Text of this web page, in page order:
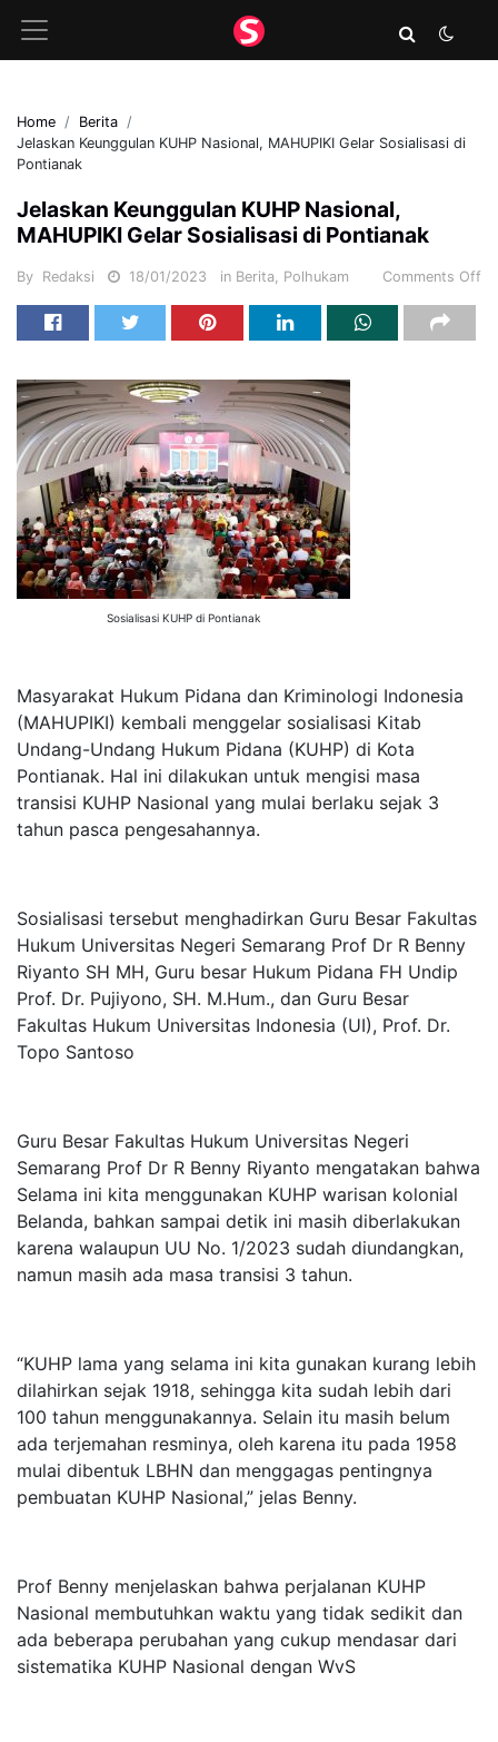
Home
Berita
Jelaskan Keunggulan KUHP Nasional, MAHUPIKI Gelar Sosialisasi di
Pontianak
Jelaskan Keunggulan KUHP Nasional,
MAHUPIKI Gelar Sosialisasi di Pontianak
By Redaksi 18/01/2023 in Berita, Polhukam Comments Off
Sosialisasi KUHP di Pontianak
Masyarakat Hukum Pidana dan Kriminologi Indonesia
(MAHUPIKI) kembali menggelar sosialisasi Kitab
Undang-Undang Hukum Pidana (KUHP) di Kota
Pontianak. Hal ini dilakukan untuk mengisi masa
transisi KUHP Nasional yang mulai berlaku sejak 3
tahun pasca pengesahannya.
Sosialisasi tersebut menghadirkan Guru Besar Fakultas
Hukum Universitas Negeri Semarang Prof Dr R Benny
Riyanto SH MH, Guru besar Hukum Pidana FH Undip
Prof. Dr. Pujiyono, SH. M.Hum., dan Guru Besar
Fakultas Hukum Universitas Indonesia (UI), Prof. Dr.
Topo Santoso
Guru Besar Fakultas Hukum Universitas Negeri
Semarang Prof Dr R Benny Riyanto mengatakan bahwa
Selama ini kita menggunakan KUHP warisan kolonial
Belanda, bahkan sampai detik ini masih diberlakukan
karena walaupun UU No. 1/2023 sudah diundangkan,
namun masih ada masa transisi 3 tahun.
“KUHP lama yang selama ini kita gunakan kurang lebih
dilahirkan sejak 1918, sehingga kita sudah lebih dari
100 tahun menggunakannya. Selain itu masih belum
ada terjemahan resminya, oleh karena itu pada 1958
mulai dibentuk LBHN dan menggagas pentingnya
pembuatan KUHP Nasional,” jelas Benny.
Prof Benny menjelaskan bahwa perjalanan KUHP
Nasional membutuhkan waktu yang tidak sedikit dan
ada beberapa perubahan yang cukup mendasar dari
sistematika KUHP Nasional dengan WvS